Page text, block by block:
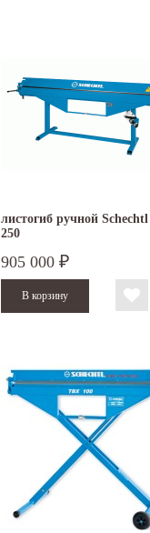
листогиб ручной
250
905 000 ₽